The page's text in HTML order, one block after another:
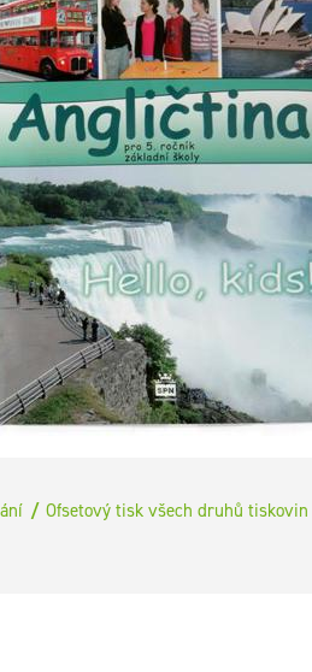
Ofsetový tisk všech druhů tiskovin